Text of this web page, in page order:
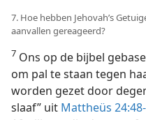
7. Hoe hebben Jehovah’s
aanvallen gereageerd?
7 Ons op de bijbel
om pal te staan tegen
worden gezet door
slaaf” uit Mattheüs